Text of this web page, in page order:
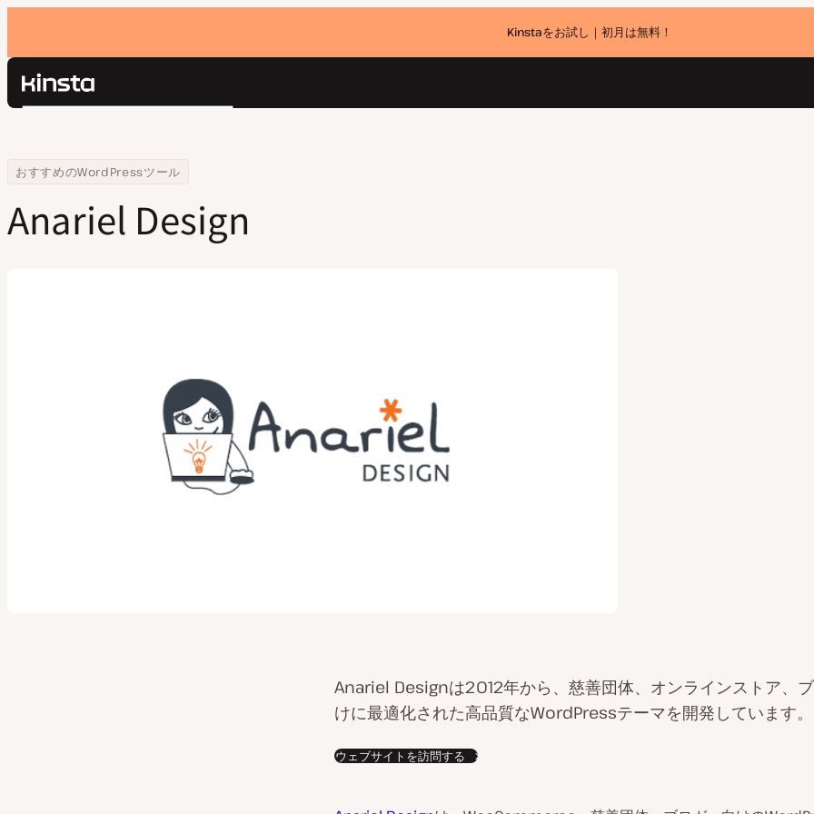
Kinstaをお試し｜初月は無料！
Kinsta®
価格設定
お問い合わせ
検
Home
会社
おすすめのWordPressツール
Anariel Design
Anariel Design
Anariel Designは2012年から、慈善団体、オンラインストア、
けに最適化された高品質なWordPressテーマを開発しています。
ウェブサイトを訪問する